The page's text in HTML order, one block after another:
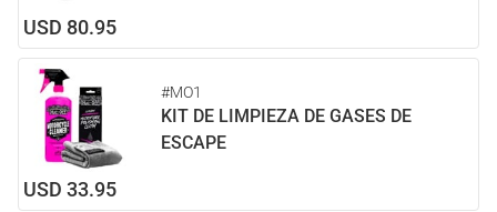
USD 80.95
#MO1
KIT DE LIMPIEZA DE GASES DE
ESCAPE
USD 33.95